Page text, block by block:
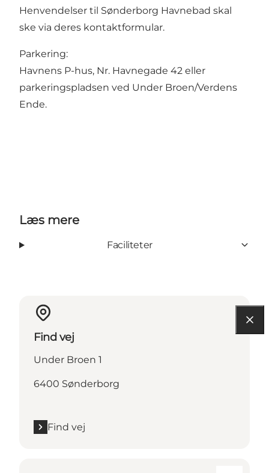
Henvendelser til Sønderborg Havnebad skal
ske via deres kontaktformular.
Parkering:
Havnens P-hus, Nr. Havnegade 42 eller
parkeringspladsen ved Under Broen/Verdens
Ende.
Læs mere
Faciliteter
Find vej
Under Broen 1
6400 Sønderborg
Find vej